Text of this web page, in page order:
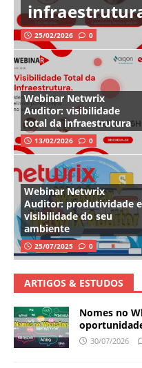
25/02/2026 0
Webinar Netwrix
Auditor: visibilidade
total da infraestrutura
13/02/2026 0
Webinar Netwrix
Auditor: produtividade e
visibilidade do seu
ambiente
25/07/2025 0
ARTIGOS & ESTUDOS
Nomes no
30/07/2026